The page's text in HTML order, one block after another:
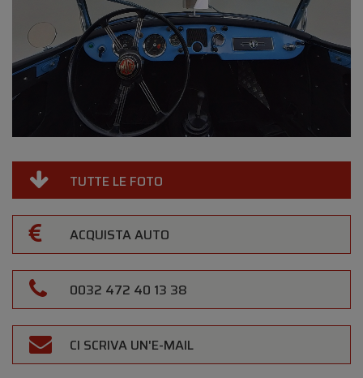
TUTTE LE FOTO
ACQUISTA AUTO
0032 472 40 13 38
CI SCRIVA UN'E-MAIL